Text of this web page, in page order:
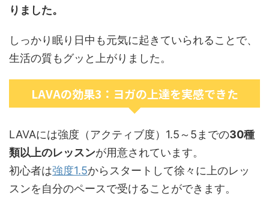
りました。
しっかり眠り日中も元気に起きていられることで、
生活の質もグッと上がりました。
LAVAの効果3：ヨガの上達を実感できた
LAVAには強度（アクティブ度）1.5～5までの30種
類以上のレッスンが用意されています。
初心者は強度1.5からスタートして徐々に上のレッ
スンを自分のペースで受けることができます。